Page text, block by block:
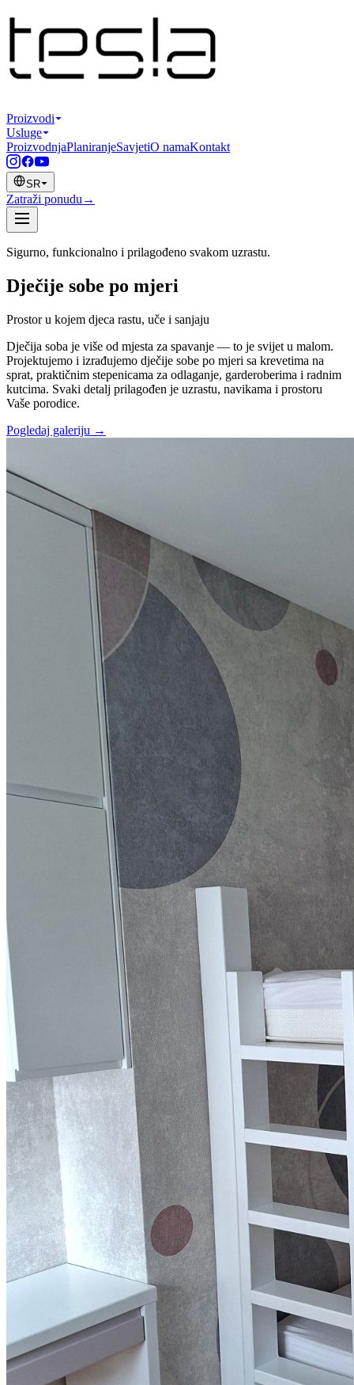
Proizvodi
Usluge
ProizvodnjaPlaniranjeSavjetiO namaKontakt
SR
Zatraži ponudu →
Sigurno, funkcionalno i prilagođeno svakom uzrastu.
Dječije sobe po mjeri
Prostor u kojem djeca rastu, uče i sanjaju
Dječija soba je više od mjesta za spavanje — to je svijet u malom.
Projektujemo i izrađujemo dječije sobe po mjeri sa krevetima na
sprat, praktičnim stepenicama za odlaganje, garderoberima i radnim
kutcima. Svaki detalj prilagođen je uzrastu, navikama i prostoru
Vaše porodice.
Pogledaj galeriju →